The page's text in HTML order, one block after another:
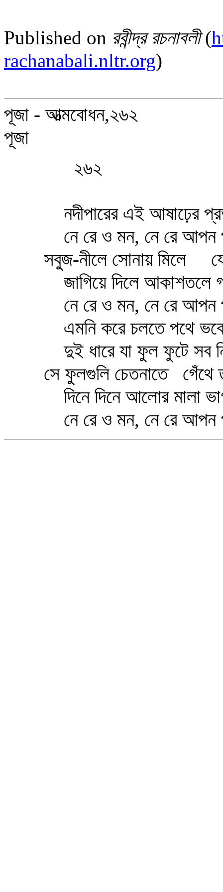
Published on রবীন্দ্র রচনাবলী(
rachanabali.nltr.org)
পূজা - আত্মবোধন,২৬২
পূজা
২৬২
নদীপারের এই আষাঢ়ের
নে রে ও মন, নে রে আপন
সবুজ-নীলে সোনায় মিলে যে
জাগিয়ে দিলে আকাশতলে
নে রে ও মন, নে রে আপন
এমনি করে চলতে পথে
দুই ধারে যা ফুল ফুটে সব
সে ফুলগুলি চেতনাতে গেঁথে
দিনে দিনে আলোর মালা
নে রে ও মন, নে রে আপন